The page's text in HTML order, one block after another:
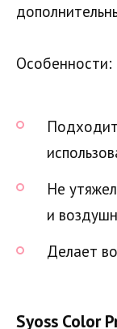
Особенности:
Не
и
Делает
Syoss Color